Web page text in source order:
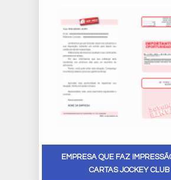
EMPRESA QUE FAZ
CARTAS JOCKEY CLUB